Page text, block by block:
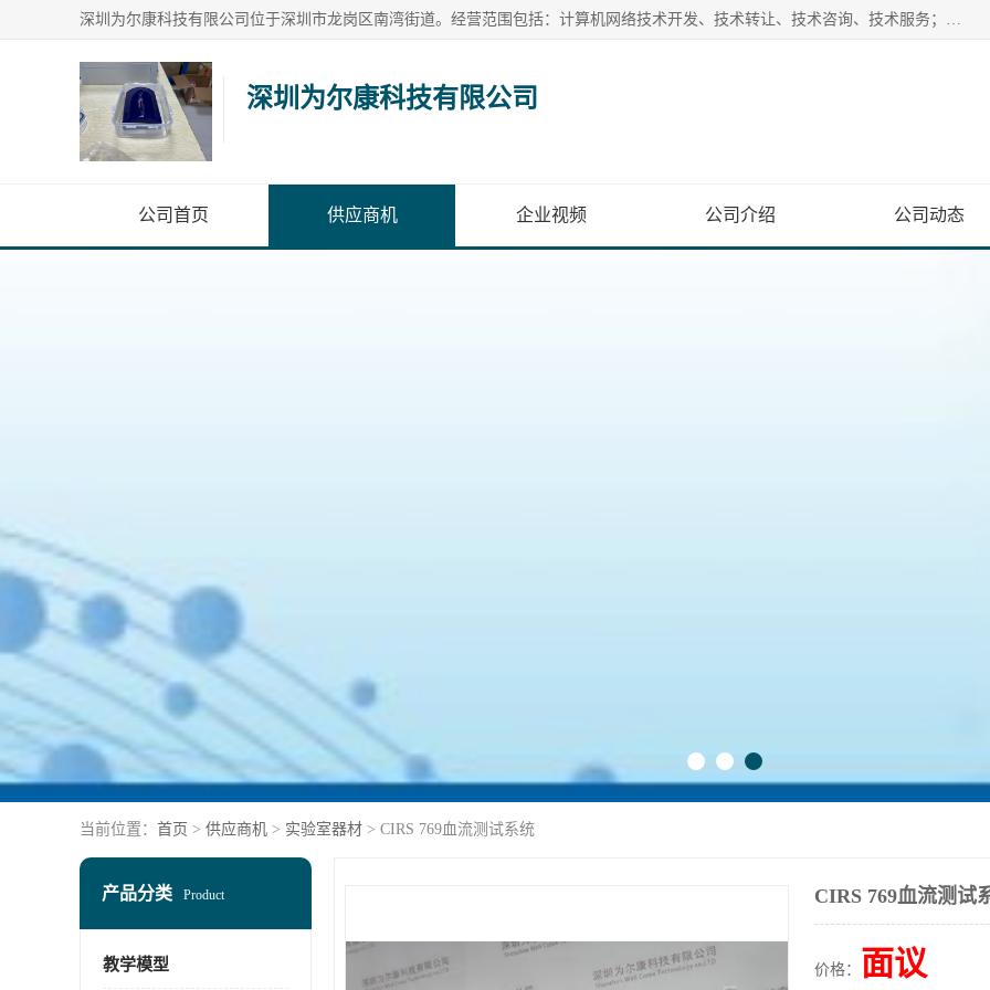
深圳为尔康科技有限公司位于深圳市龙岗区南湾街道。经营范围包括：计算机网络技术开发、技术转让、技术咨询、技术服务；一类医疗器械、通讯设备、机械设备、五金产品、电器产品的销售；二类、三类医疗器械的销售等；主要产品有：无创血压模拟仪、气体检测仪、检测仪、bms1x射线胶片、输液泵分析仪、呼吸机分析仪、心电图机测试仪等产品。
深圳为尔康科技有限公司
公司首页 供应商机 企业视频 公司介绍 公司动态
当前位置： 首页 > 供应商机 > 实验室器材 > CIRS 769血流测试系统
产品分类 Product
教学模型
CIRS 769血流测试
价格： 面议